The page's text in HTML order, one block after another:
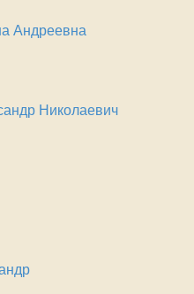
Андреевна
Николаевич